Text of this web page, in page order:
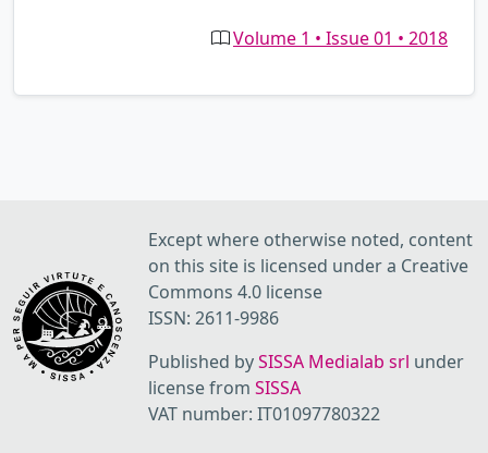
Volume 1 • Issue 01 • 2018
Except where otherwise noted, content
on this site is licensed under a Creative
Commons 4.0 license
ISSN: 2611-9986
Published bySISSA Medialab srl under
license from SISSA
VAT number: IT01097780322